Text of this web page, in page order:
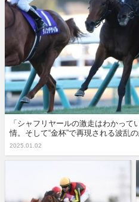
「シャフリヤールの激走はわかっ
情。そして“金杯”で再現される波乱
2025.01.02